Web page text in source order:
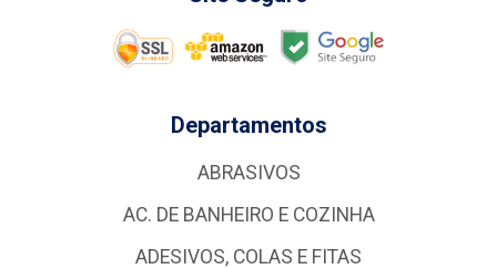
Departamentos
ABRASIVOS
AC. DE BANHEIRO E COZINHA
ADESIVOS, COLAS E FITAS